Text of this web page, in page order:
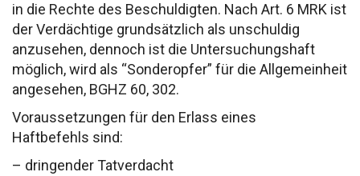
in die Rechte des Beschuldigten. Nach Art. 6 MRK ist
der Verdächtige grundsätz lich als unschuldig
anzusehen, dennoch ist die Untersuchungshaft
möglich, wird als “Sonderopfer” für die Allgemeinheit
angesehen, BGHZ 60, 302.
Voraussetzungen für den Erlass eines
Haftbefehls sind:
– dringender Tatverdacht